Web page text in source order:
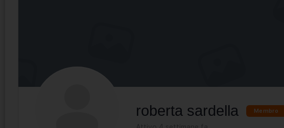
roberta sardella Membro